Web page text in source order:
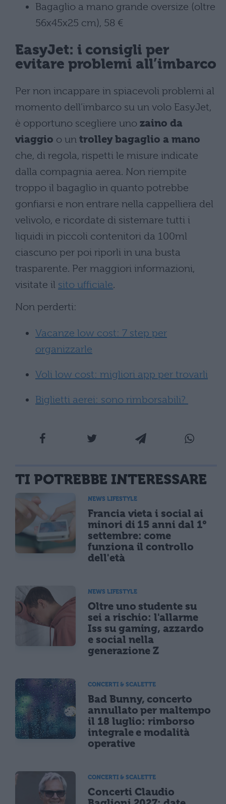
Bagaglio a mano grande oversize (oltre
56x45x25 cm), 58 €
EasyJet: i consigli per
evitare problemi all’imbarco
Per non incappare in spiacevoli problemi al
momento dell’imbarco su un volo EasyJet,
è opportuno scegliere uno zaino da
viaggio o un trolley bagaglio a mano
che, di regola, rispetti le misure indicate
dalla compagnia aerea. Non riempite
troppo il bagaglio in quanto potrebbe
gonfiarsi e non entrare nella cappelliera del
velivolo, e ricordate di sistemare tutti i
liquidi in piccoli contenitori da 100ml
ciascuno per poi riporli in una busta
trasparente. Per maggiori informazioni,
visitate il sito ufficiale.
Non perderti:
Vacanze low cost: 7 step per
organizzarle
Voli low cost: migliori app per trovarli
Biglietti aerei: sono rimborsabili?
TI POTREBBE INTERESSARE
NEWS LIFESTYLE
Francia vieta i social ai
minori di 15 anni dal 1°
settembre: come
funziona il controllo
dell'età
NEWS LIFESTYLE
Oltre uno studente su
sei a rischio: l'allarme
Iss su gaming, azzardo
e social nella
generazione Z
CONCERTI & SCALETTE
Bad Bunny, concerto
annullato per maltempo
il 18 luglio: rimborso
integrale e modalità
operative
CONCERTI & SCALETTE
Concerti Claudio